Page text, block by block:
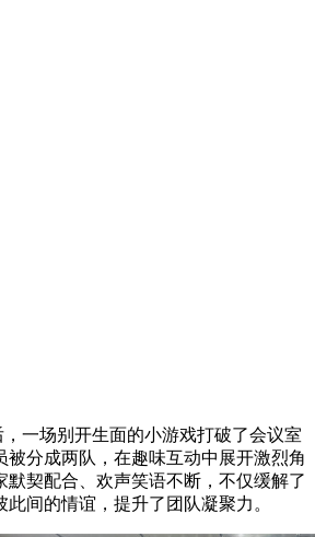
一场别开生面的小游戏打破了会议室
被分成两队，在趣味互动中展开激烈角
默契配合、欢声笑语不断，不仅缓解了
间的情谊，提升了团队凝聚力。